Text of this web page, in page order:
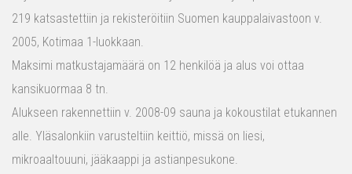
219 katsastettiin ja rekisteröitiin Suomen kauppalaivastoon v.
2005, Kotimaa 1-luokkaan.
Maksimi matkustajamäärä on 12 henkilöä ja alus voi ottaa
kansikuormaa 8 tn.
Alukseen rakennettiin v. 2008-09 sauna ja kokoustilat etukannen
alle. Yläsalonkiin varusteltiin keittiö, missä on liesi,
mikroaaltouuni, jääkaappi ja astianpesukone.